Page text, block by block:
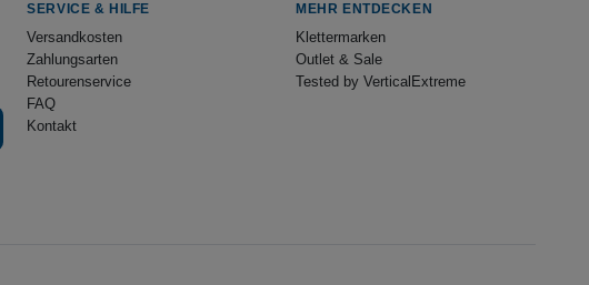
SERVICE & HILFE
Versandkosten
Zahlungsarten
Retourenservice
FAQ
Kontakt
MEHR ENTDECKEN
Klettermarken
Outlet & Sale
Tested by VerticalExtreme